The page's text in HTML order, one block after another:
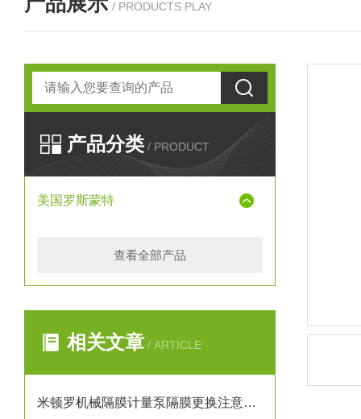
/ PRODUCTS PLAY
产品分类 / PRODUCT
美国罗斯蒙特
查看全部产品
相关文章 / ARTICLE
米顿罗机械隔膜计量泵隔膜更换注意事项